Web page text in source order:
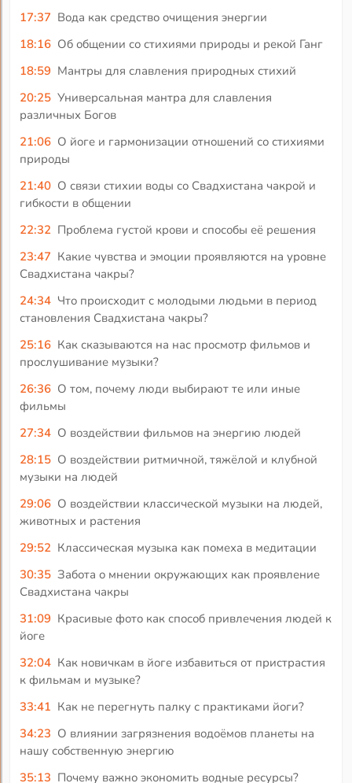
17:37 Вода как средство очищения энергии
18:16 Об общении со стихиями природы и рекой Ганг
18:59 Мантры для славления природных стихий
20:25 Универсальная мантра для славления
различных Богов
21:06 О йоге и гармонизации отношений со стихиями
природы
21:40 О связи стихии воды со Свадхистана чакрой и
гибкости в общении
22:32 Проблема густой крови и способы её решения
23:47 Какие чувства и эмоции проявляются на уровне
Свадхистана чакры?
24:34 Что происходит с молодыми людьми в период
становления Свадхистана чакры?
25:16 Как сказываются на нас просмотр фильмов и
прослушивание музыки?
26:36 О том, почему люди выбирают те или иные
фильмы
27:34 О воздействии фильмов на энергию людей
28:15 О воздействии ритмичной, тяжёлой и клубной
музыки на людей
29:06 О воздействии классической музыки на людей,
животных и растения
29:52 Классическая музыка как помеха в медитации
30:35 Забота о мнении окружающих как проявление
Свадхистана чакры
31:09 Красивые фото как способ привлечения людей к
йоге
32:04 Как новичкам в йоге избавиться от пристрастия
к фильмам и музыке?
33:41 Как не перегнуть палку с практиками йоги?
34:23 О влиянии загрязнения водоёмов планеты на
нашу собственную энергию
35:13 Почему важно экономить водные ресурсы?